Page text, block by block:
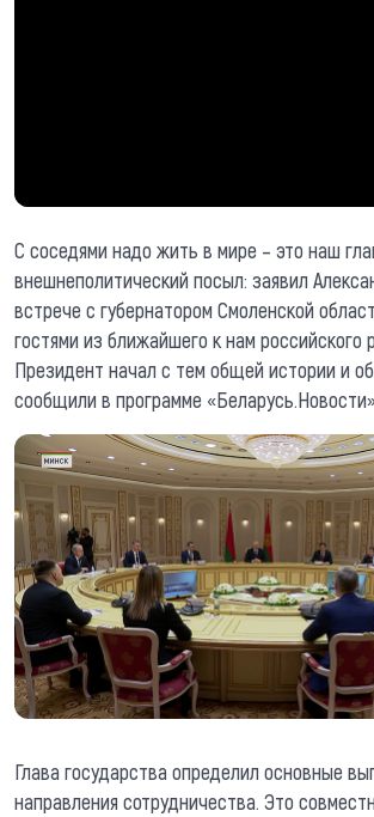
С соседями надо жить в мире – это наш
внешнеполитический посыл: заявил
встрече с губернатором Смоленской
гостями из ближайшего к нам российского
Президент начал с тем общей истории и
сообщили в программе
Глава государства определил основные
направления сотрудничества. Это